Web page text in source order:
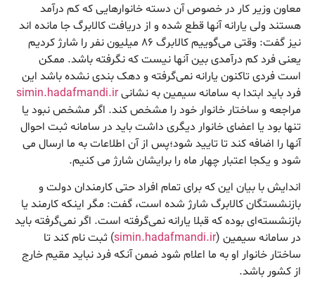
معاون وزیر کار در خصوص آن دسته خانوارهایی که کم درآمد
هستند ولی یارانه آنها قطع شده و از دریافت کالابرگ جا مانده اند
نیز گفت: وقتی می‌گوییم کالابرگ ۸۶ میلیون نفر را شارژ کردیم
یعنی فرد کم درآمدی بین آنها نیست که نگرفته باشد. ممکن
است فردی تاکنون یارانه نمی‌گرفته و دهک بندی نشده باشد این
فرد باید ابتدا به سامانه سیمین به نشانیsimin.hadafmandi.ir
مراجعه و ساختار خانوار خود را مشخص کند. اگر مشخص نبود یا
تنها بود یا اعضای خانوار دیگری داشت باید در سامانه ثبت احوال
آنها را اضافه کند تا تایید شود؛پس از آن اطلاعات به ما ارسال می
شود و یکجا اعتبار چهار ماه را برایشان شارژ می کنیم.
اندایش با بیان این که برای تمام افراد حتی کارمندان دولت و
بازنشستگان کالابرگ شارژ شده است، گفت: مگر اینکه کارمند یا
بازنشسته‌ای بوده که قبلا یارانه نمی‌گرفته است. اگر نمی‌گرفته باید
در سامانه سیمین (simin.hadafmandi.ir) ثبت نام کند تا
ساختار خانوار او به ما اعلام شود ضمن آنکه فرد نباید مقیم خارج
از کشور باشد.